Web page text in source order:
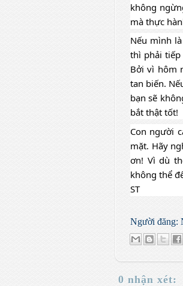
không
mà thực
Nếu mình
thì phải tiếp
Bởi vì hôm
tan biến.
bạn sẽ
bắt thật tốt!
Con người
mặt. Hãy
ơn! Vì dù
không thể
ST
Người đăng:
0 nhận xét: